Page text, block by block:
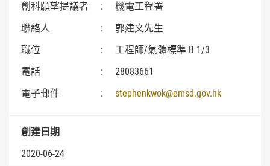
創科願望提議者
:
機電工程署
聯絡人
:
郭建文先生
職位
:
工程師/氣體標準 B 1/3
電話
:
28083661
電子郵件
: stephenkwok@emsd.gov.hk
創建日期
2020-06-24